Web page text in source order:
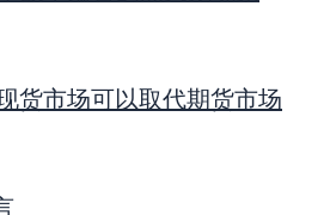
货市场可以取代期货市场